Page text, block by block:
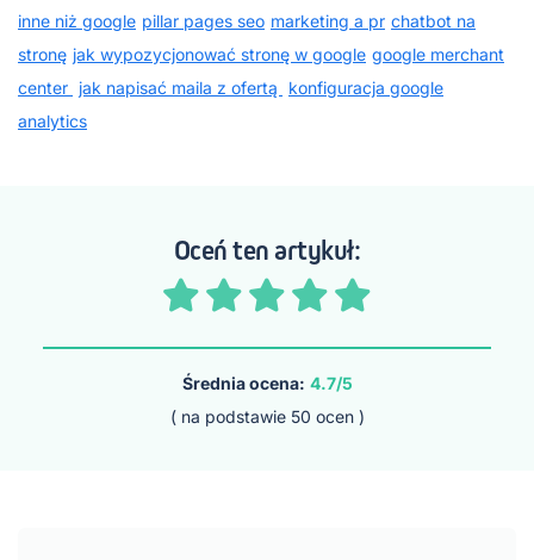
inne niż google pillar pages seo marketing a pr chatbot na
stronę jak wypozycjonować stronę w google google merchant
center jak napisać maila z ofertą
konfiguracja google
analytics
Oceń ten artykuł:
Średnia ocena: 4.7/5
( na podstawie 50 ocen )